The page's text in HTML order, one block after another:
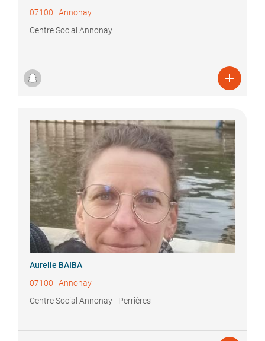
07100 | Annonay
Centre Social Annonay

Aurelie BAIBA
07100 | Annonay
Centre Social Annonay - Perrières